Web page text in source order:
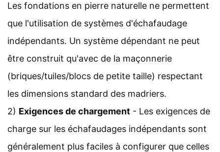
Les fondations en pierre naturelle ne permettent
que l'utilisation de systèmes d'échafaudage
indépendants. Un système dépendant ne peut
être construit qu'avec de la maçonnerie
(briques/tuiles/blocs de petite taille) respectant
les dimensions standard des madriers.
2) Exigences de chargement - Les exigences de
charge sur les échafaudages indépendants sont
généralement plus faciles à configurer que celles